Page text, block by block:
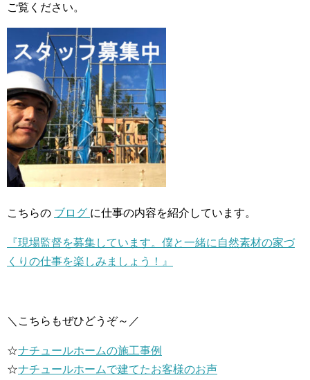
ご覧ください。
こちらの ブログ に仕事の内容を紹介しています。
『現場監督を募集しています。僕と一緒に自然素材の家づ
くりの仕事を楽しみましょう！』
＼こちらもぜひどうぞ～／
☆ナチュールホームの施工事例
☆ナチュールホームで建てたお客様のお声